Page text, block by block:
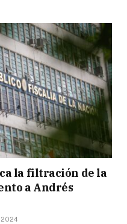
la filtración de la
a Andrés
2024